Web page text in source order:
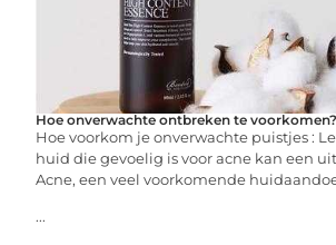
Hoe onverwachte ontbreken te voorkomen?
Hoe voorkom je onverwachte puistjes :
huid die gevoelig is voor acne kan een
Acne, een veel voorkomende
...